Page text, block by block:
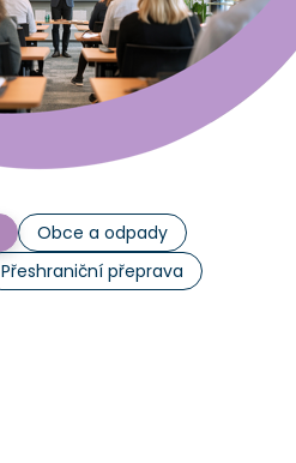
Obce a odpady
Přeshraniční přeprava